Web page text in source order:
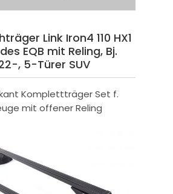
Link Iron4 110 HX1
EQB mit Reling, Bj.
, 5-Türer SUV
Komplettträger Set f.
mit offener Reling